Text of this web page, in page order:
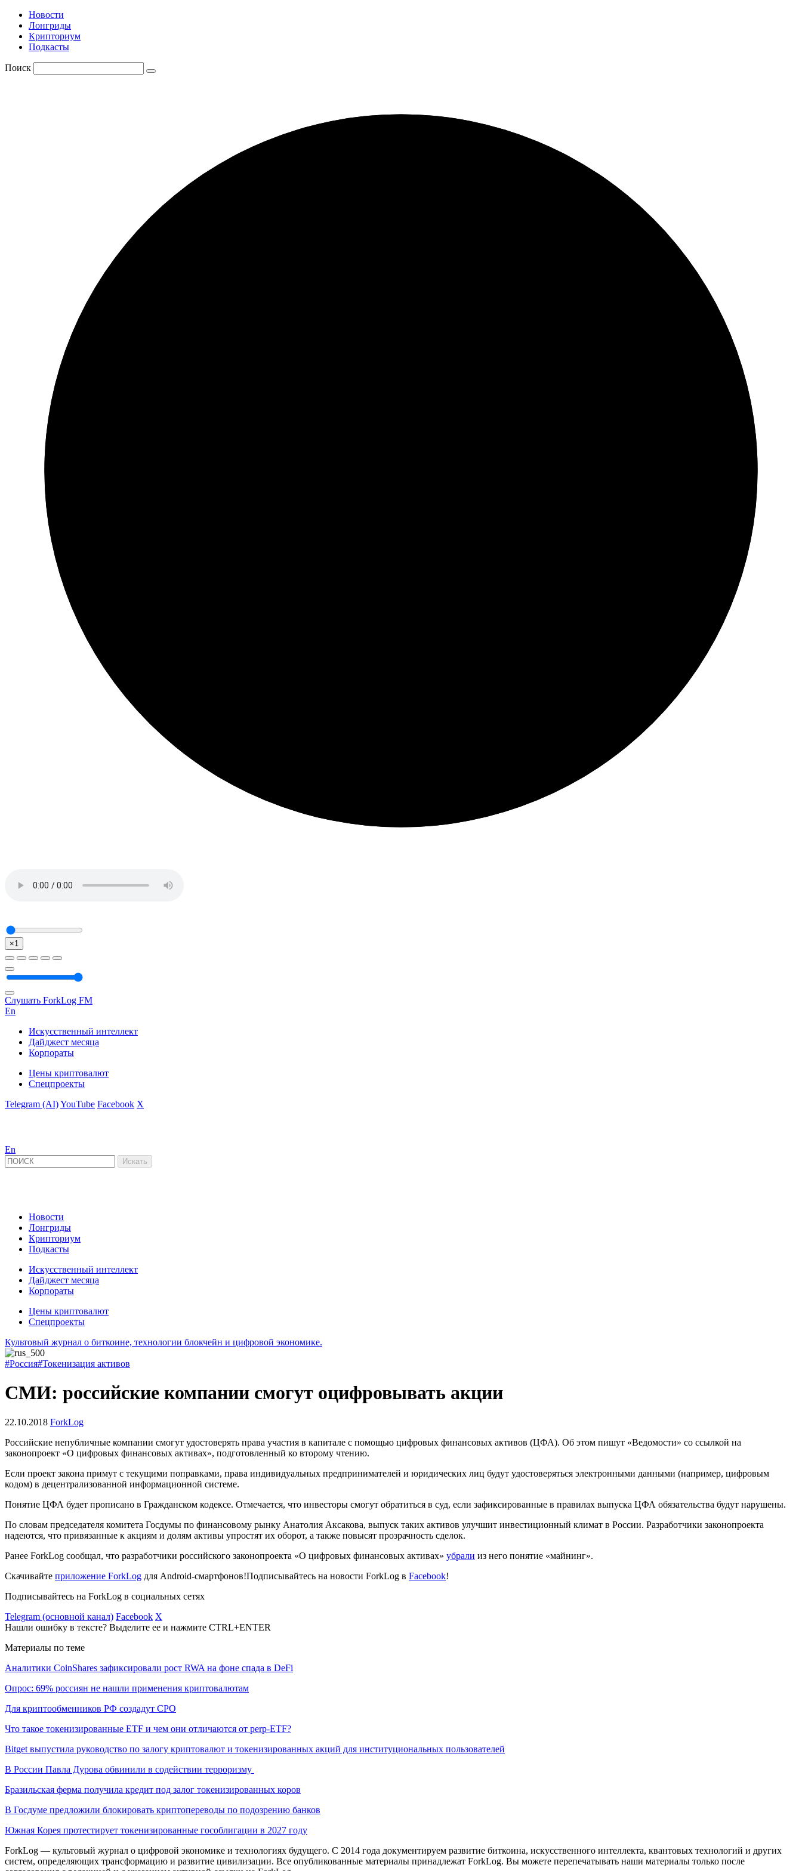
Новости
Лонгриды
Крипториум
Подкасты
Поиск
×1
Слушать ForkLog FM
En
Искусственный интеллект
Дайджест месяца
Корпораты
Цены криптовалют
Спецпроекты
Telegram (AI)YouTube Facebook X
En
Новости
Лонгриды
Крипториум
Подкасты
Искусственный интеллект
Дайджест месяца
Корпораты
Цены криптовалют
Спецпроекты
Культовый журнал о биткоине, технологии блокчейн и цифровой экономике.
#Россия#Токенизация активов
СМИ: российские компании смогут оцифровывать акции
22.10.2018 ForkLog
Российские непубличные компании смогут удостоверять права участия в капитале с помощью цифровых финансовых активов (ЦФА). Об этом пишут «Ведомости» со ссылкой на
законопроект «О цифровых финансовых активах», подготовленный ко второму чтению.
Если проект закона примут с текущими поправками, права индивидуальных предпринимателей и юридических лиц будут удостоверяться электронными данными (например, цифровым
кодом) в децентрализованной информационной системе.
Понятие ЦФА будет прописано в Гражданском кодексе. Отмечается, что инвесторы смогут обратиться в суд, если зафиксированные в правилах выпуска ЦФА обязательства будут нарушены.
По словам председателя комитета Госдумы по финансовому рынку Анатолия Аксакова, выпуск таких активов улучшит инвестиционный климат в России. Разработчики законопроекта
надеются, что привязанные к акциям и долям активы упростят их оборот, а также повысят прозрачность сделок.
Ранее ForkLog сообщал, что разработчики российского законопроекта «О цифровых финансовых активах» убрали из него понятие «майнинг».
Скачивайте приложение ForkLog для Android-смартфонов!Подписывайтесь на новости ForkLog в Facebook!
Подписывайтесь на ForkLog в социальных сетях
Telegram (основной канал) Facebook X
Нашли ошибку в тексте? Выделите ее и нажмите CTRL+ENTER
Материалы по теме
Аналитики CoinShares зафиксировали рост RWA на фоне спада в DeFi
Опрос: 69% россиян не нашли применения криптовалютам
Для криптообменников РФ создадут СРО
Что такое токенизированные ETF и чем они отличаются от perp-ETF?
Bitget выпустила руководство по залогу криптовалют и токенизированных акций для институциональных пользователей
В России Павла Дурова обвинили в содействии терроризму
Бразильская ферма получила кредит под залог токенизированных коров
В Госдуме предложили блокировать криптопереводы по подозрению банков
Южная Корея протестирует токенизированные гособлигации в 2027 году
ForkLog — культовый журнал о цифровой экономике и технологиях будущего. С 2014 года документируем развитие биткоина, искусственного интеллекта, квантовых технологий и других
систем, определяющих трансформацию и развитие цивилизации. Все опубликованные материалы принадлежат ForkLog. Вы можете перепечатывать наши материалы только после